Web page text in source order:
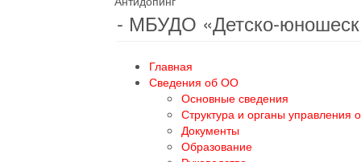
- МБУДО «Детско-
Главная
Сведения об ОО
Основные сведения
Структура и органы управления
Документы
Образование